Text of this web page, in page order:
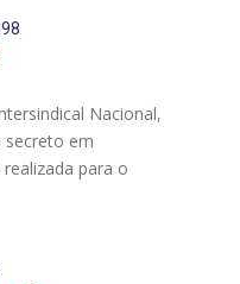
Nacional,
secreto em
para o